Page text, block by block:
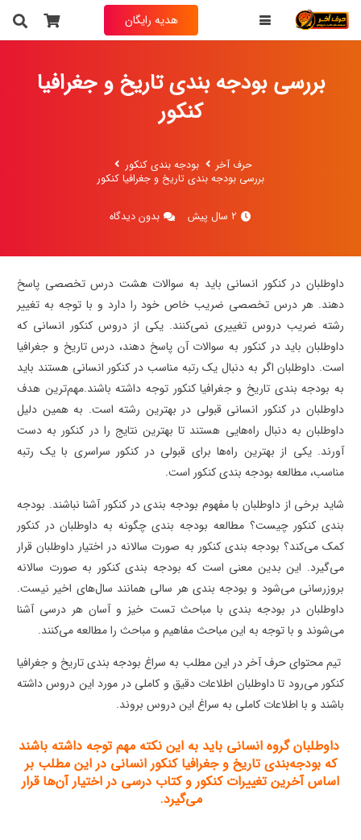
هدیه رایگان
بررسی بودجه بندی تاریخ و جغرافیا
کنکور
حرف آخر
بودجه بندی کنکور
بررسی بودجه بندی تاریخ و جغرافیا کنکور
2 سال پیش بدون دیدگاه
داوطلبان در کنکور انسانی باید به سوالات هشت درس تخصصی پاسخ
دهند. هر درس تخصصی ضریب خاص خود را دارد و با توجه به تغییر
رشته ضریب دروس تغییری نمی‌کنند. یکی از دروس کنکور انسانی که
داوطلبان باید در کنکور به سوالات آن پاسخ دهند، درس تاریخ و جغرافیا
است. داوطلبان اگر به دنبال یک رتبه مناسب در کنکور انسانی هستند باید
به بودجه بندی تاریخ و جغرافیا کنکور توجه داشته باشند.مهم‌ترین هدف
داوطلبان در کنکور انسانی قبولی در بهترین رشته است. به همین دلیل
داوطلبان به دنبال راه‌هایی هستند تا بهترین نتایج را در کنکور به دست
آورند. یکی از بهترین راه‌ها برای قبولی در کنکور سراسری با یک رتبه
مناسب، مطالعه بودجه بندی کنکور است.
شاید برخی از داوطلبان با مفهوم بودجه بندی در کنکور آشنا نباشند. بودجه
بندی کنکور چیست؟ مطالعه بودجه بندی چگونه به داوطلبان در کنکور
کمک می‌کند؟ بودجه بندی کنکور به صورت سالانه در اختیار داوطلبان قرار
می‌گیرد. این بدین معنی است که بودجه بندی کنکور به صورت سالانه
بروزرسانی می‌شود و بودجه بندی هر سالی همانند سال‌های اخیر نیست.
داوطلبان در بودجه بندی با مباحث تست خیز و آسان هر درسی آشنا
می‌شوند و با توجه به این مباحث مفاهیم و مباحث را مطالعه می‌کنند.
تیم محتوای حرف آخر در این مطلب به سراغ بودجه بندی تاریخ و جغرافیا
کنکور می‌رود تا داوطلبان اطلاعات دقیق و کاملی در مورد این دروس داشته
باشند و با اطلاعات کاملی به سراغ این دروس بروند.
داوطلبان گروه انسانی باید به این نکته مهم توجه داشته باشند
که بودجه‌بندی تاريخ و جغرافيا کنکور انسانی در این مطلب بر
اساس آخرین تغییرات کنکور و کتاب درسی در اختیار آن‌ها قرار
می‌گیرد.
حرف آخر رورایگاندریافت کن